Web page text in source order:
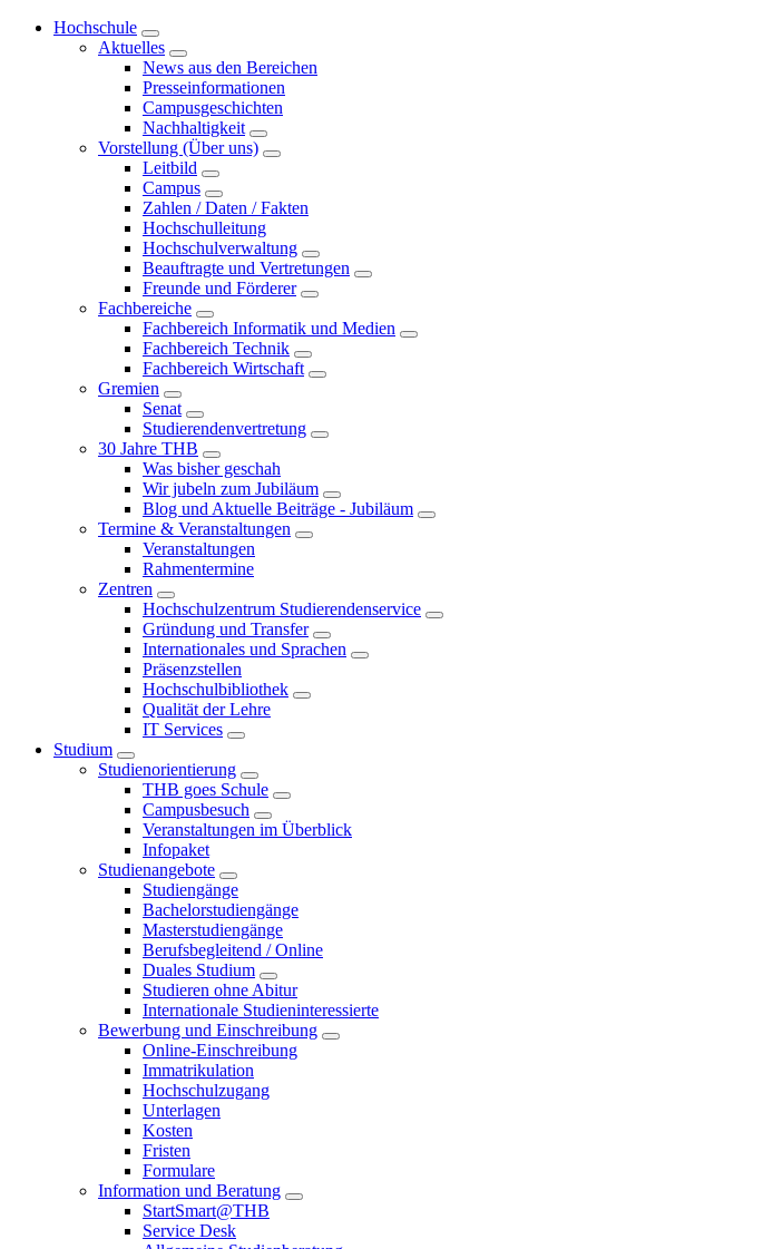
Hochschule
Aktuelles
News aus den Bereichen
Presseinformationen
Campusgeschichten
Nachhaltigkeit
Vorstellung (Über uns)
Leitbild
Campus
Zahlen / Daten / Fakten
Hochschulleitung
Hochschulverwaltung
Beauftragte und Vertretungen
Freunde und Förderer
Fachbereiche
Fachbereich Informatik und Medien
Fachbereich Technik
Fachbereich Wirtschaft
Gremien
Senat
Studierendenvertretung
30 Jahre THB
Was bisher geschah
Wir jubeln zum Jubiläum
Blog und Aktuelle Beiträge - Jubiläum
Termine & Veranstaltungen
Veranstaltungen
Rahmentermine
Zentren
Hochschulzentrum Studierendenservice
Gründung und Transfer
Internationales und Sprachen
Präsenzstellen
Hochschulbibliothek
Qualität der Lehre
IT Services
Studium
Studienorientierung
THB goes Schule
Campusbesuch
Veranstaltungen im Überblick
Infopaket
Studienangebote
Studiengänge
Bachelorstudiengänge
Masterstudiengänge
Berufsbegleitend / Online
Duales Studium
Studieren ohne Abitur
Internationale Studieninteressierte
Bewerbung und Einschreibung
Online-Einschreibung
Immatrikulation
Hochschulzugang
Unterlagen
Kosten
Fristen
Formulare
Information und Beratung
StartSmart@THB
Service Desk